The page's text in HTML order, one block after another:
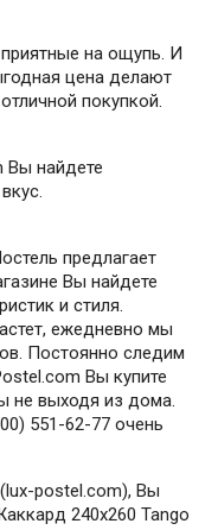
на ощупь. И
цена делают
покупкой.
Вы найдете
предлагает
Вы найдете
и стиля.
ежедневно мы
Постоянно следим
Вы купите
не выходя из дома.
551-62-77 очень
postel.com), Вы
240х260 Tango